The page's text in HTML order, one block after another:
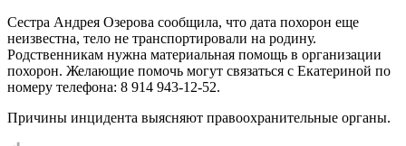
Сестра Андрея Озерова сообщила, что дата похорон еще
неизвестна, тело не транспортировали на родину.
Родственникам нужна материальная помощь в организации
похорон. Желающие помочь могут связаться с Екатериной по
номеру телефона: 8 914 943-12-52.
Причины инцидента выясняют правоохранительные органы.